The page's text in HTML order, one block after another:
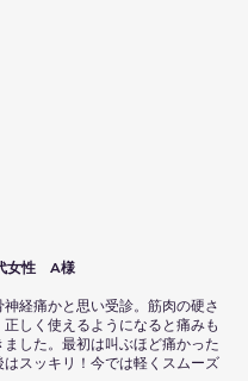
女性 A様
経痛かと思い受診。筋肉の硬さ
しく使えるようになると痛みも
ました。最初は叫ぶほど痛かった
スッキリ！今では軽くスムーズ